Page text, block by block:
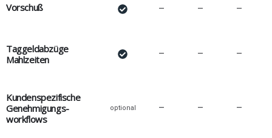
Vorschuß – – –
Taggeldabzüge
Mahlzeiten
– – –
Kundenspezifische
Genehmigungs-
workflows
optional – – –